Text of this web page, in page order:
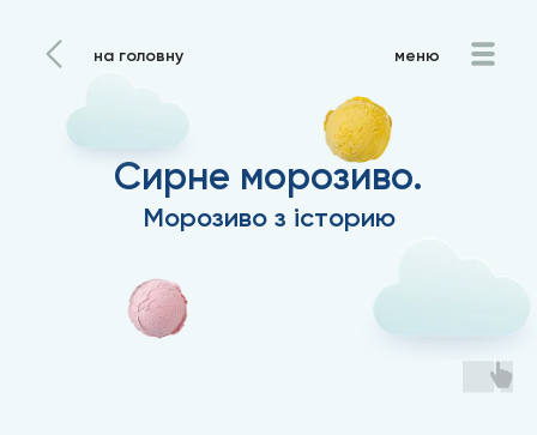
Сирне морозиво.
Морозиво з iсторию
на головну меню